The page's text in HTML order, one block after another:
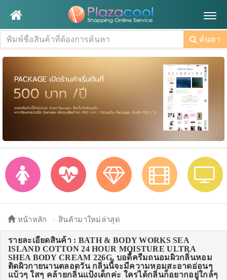
ค้นหา
หน้าหลัก สินค้ามาใหม่ล่าสุด
รายละเอียดสินค้า : BATH & BODY WORKS SEA
ISLAND COTTON 24 HOUR MOISTURE ULTRA
SHEA BODY CREAM 226G. บอดี้ครีมถนอมผิวกลิ่นหอม
ติดผิวกายนานตลอดวัน กลิ่นนี้จะมีความหอมสะอาดอ่อนๆ
แบ้วๆ ใสๆ คล้ายกลิ่นแป้งเด็กค่ะ ใครได้กลิ่นก็อยากอยู่ใกล้ๆ